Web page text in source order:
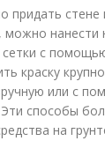
стене
нанести
сетки с
краску
или с
способы
на